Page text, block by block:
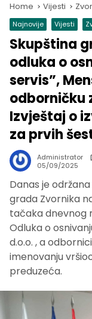
Home Vijesti
Najnovije Vijesti
Skupština
odluka o
servis”,
odborničku
Izvještaj o
za prvih
Administrator
05/09/2025
Danas je
grada Zvornika
tačaka dnevnog
Odluka o
d.o.o. , a
imenovanju
preduzeća.